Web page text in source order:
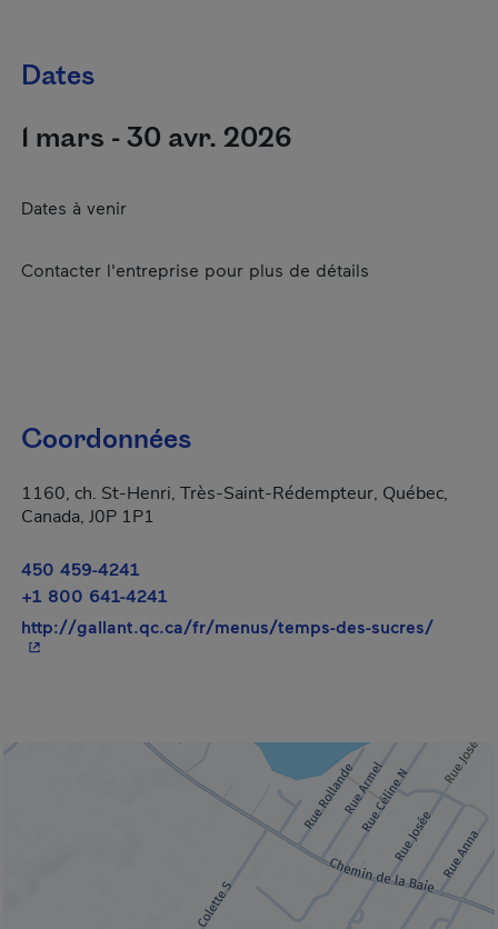
Dates
1 mars - 30 avr. 2026
Dates à venir
Contacter l'entreprise pour plus de détails
Coordonnées
1160, ch. St-Henri, Très-Saint-Rédempteur, Québec,
Canada, J0P 1P1
450 459-4241
+1 800 641-4241
http://gallant.qc.ca/fr/menus/temps-des-sucres/- Cet